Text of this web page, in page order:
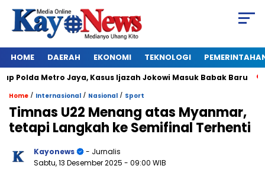
HOME DAERAH EKONOMI TEKNOLOGI
Metro Jaya, Kasus Ijazah Jokowi Masuk Babak Baru
Home / Internasional / Nasional / Sport
Timnas U22 Menang atas Myanmar,
tetapi Langkah ke Semifinal Terhenti
Kayonews
- Jurnalis
Sabtu, 13 Desember 2025 - 09:00 WIB